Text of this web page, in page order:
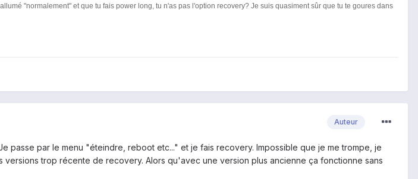
"normalement" et que tu fais power long, tu n'as pas l'option recovery? Je suis quasiment sûr que tu te goures dans
Auteur
passe par le menu "éteindre, reboot etc..." et je fais recovery. Impossible que je me trompe, je
versions trop récente de recovery. Alors qu'avec une version plus ancienne ça fonctionne sans